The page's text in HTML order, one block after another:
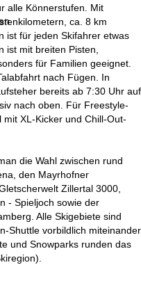
alle Könnerstufen. Mit
ca. 8 km
ist für jeden Skifahrer etwas
ist mit breiten Pisten,
für Familien geeignet.
nach Fügen. In
bereits ab 7:30 Uhr auf
nach oben. Für Freestyle-
XL-Kicker und Chill-Out-
die Wahl zwischen rund
den Mayrhofner
Zillertal 3000,
- Spieljoch sowie der
Alle Skigebiete sind
Shuttle vorbildlich miteinander
und Snowparks runden das